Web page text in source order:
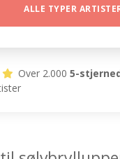
ALLE TYPER
Over 2.0005-